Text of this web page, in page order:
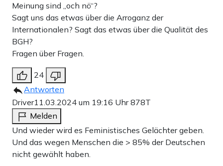
Meinung sind „och nö“?
Sagt uns das etwas über die Arroganz der
Internationalen? Sagt das etwas über die Qualität des
BGH?
Fragen über Fragen.
24
Antworten
Driver11.03.2024 um 19:16 Uhr878T
Melden
Und wieder wird es Feministisches Gelächter geben.
Und das wegen Menschen die > 85% der Deutschen
nicht gewählt haben.